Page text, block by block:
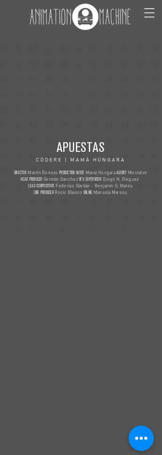
APUESTAS
CODERE | MAMÁ HÚNGARA
DIRECTOR Martín Donozo PRODUCTION HOUSE Mamá HúngaraAGENCY Montalvo
HEAD PRODUCER Germán SanchezVFX SUPERVISOR Diego H. Dieguez
LEAD COMPOSITORS Federico Gavilán - Benjamín G. Mateu
LINE PRODUCER Rocio Blanco ONLINE Manuela Mareco